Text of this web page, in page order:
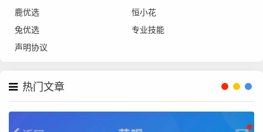
鹿优选
恒小花
兔优选
专业技能
声明协议
热门文章